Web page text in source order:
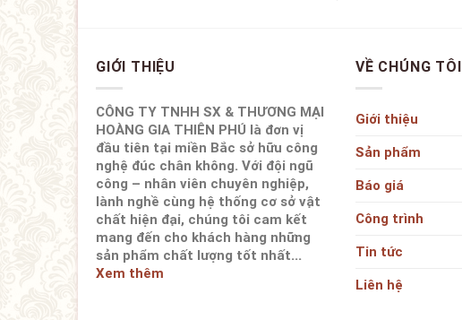
GIỚI THIỆU
CÔNG TY TNHH SX & THƯƠNG MẠI
HOÀNG GIA THIÊN PHÚ là đơn vị
đầu tiên tại miền Bắc sở hữu công
nghệ đúc chân không. Với đội ngũ
công – nhân viên chuyên nghiệp,
lành nghề cùng hệ thống cơ sở vật
chất hiện đại, chúng tôi cam kết
mang đến cho khách hàng những
sản phẩm chất lượng tốt nhất...
Xem thêm
VỀ CHÚNG TÔI
Giới thiệu
Sản phẩm
Báo giá
Công trình
Tin tức
Liên hệ